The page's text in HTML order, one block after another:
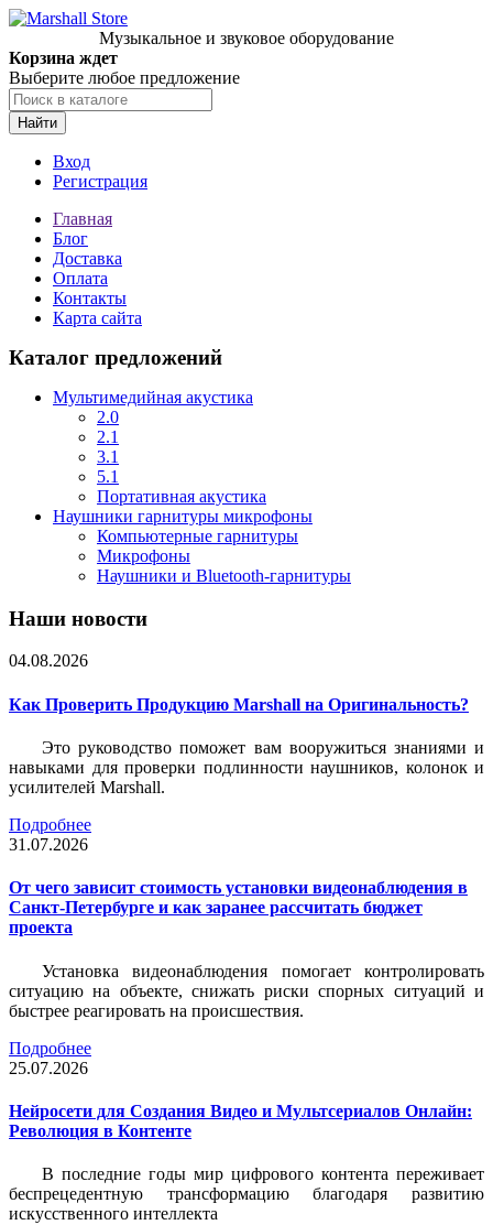
Музыкальное и звуковое оборудование
Корзина ждет
Выберите любое предложение
Найти
Вход
Регистрация
Главная
Блог
Доставка
Оплата
Контакты
Карта сайта
Каталог предложений
Мультимедийная акустика
2.0
2.1
3.1
5.1
Портативная акустика
Наушники гарнитуры микрофоны
Компьютерные гарнитуры
Микрофоны
Наушники и Bluetooth-гарнитуры
Наши новости
04.08.2026
Как Проверить Продукцию Marshall на Оригинальность?
Это руководство поможет вам вооружиться знаниями и
навыками для проверки подлинности наушников, колонок и
усилителей Marshall.
Подробнее
31.07.2026
От чего зависит стоимость установки видеонаблюдения в
Санкт-Петербурге и как заранее рассчитать бюджет
проекта
Установка видеонаблюдения помогает контролировать
ситуацию на объекте, снижать риски спорных ситуаций и
быстрее реагировать на происшествия.
Подробнее
25.07.2026
Нейросети для Создания Видео и Мультсериалов Онлайн:
Революция в Контенте
В последние годы мир цифрового контента переживает
беспрецедентную трансформацию благодаря развитию
искусственного интеллекта